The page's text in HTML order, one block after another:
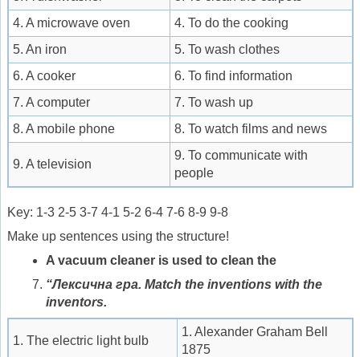
4. A microwave oven
4. To do the cooking
5. An iron
5. To wash clothes
6. A cooker
6. To find information
7. A computer
7. To wash up
8. A mobile phone
8. To watch films and news
9. A television
9. To communicate with
people
Key: 1-3 2-5 3-7 4-1 5-2 6-4 7-6 8-9 9-8
Make up sentences using the structure!
A vacuum cleaner is used to clean the
“Лексична гра. Match the inventions with the
inventors.
1. The electric light bulb
1. Alexander Graham Bell
1875